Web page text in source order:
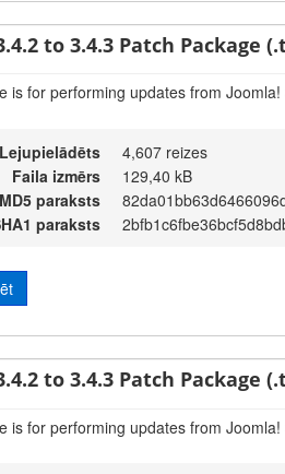
to 3.4.3 Patch Package
is for performing updates from
Lejupielādēts
4,607 reizes
Faila izmērs
129,40 kB
MD5 paraksts
paraksts
to 3.4.3 Patch Package
is for performing updates from